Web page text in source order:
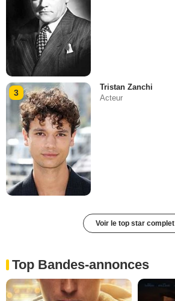
3
Tristan Zanchi
Acteur
Voir le top star complet
Top Bandes-annonces